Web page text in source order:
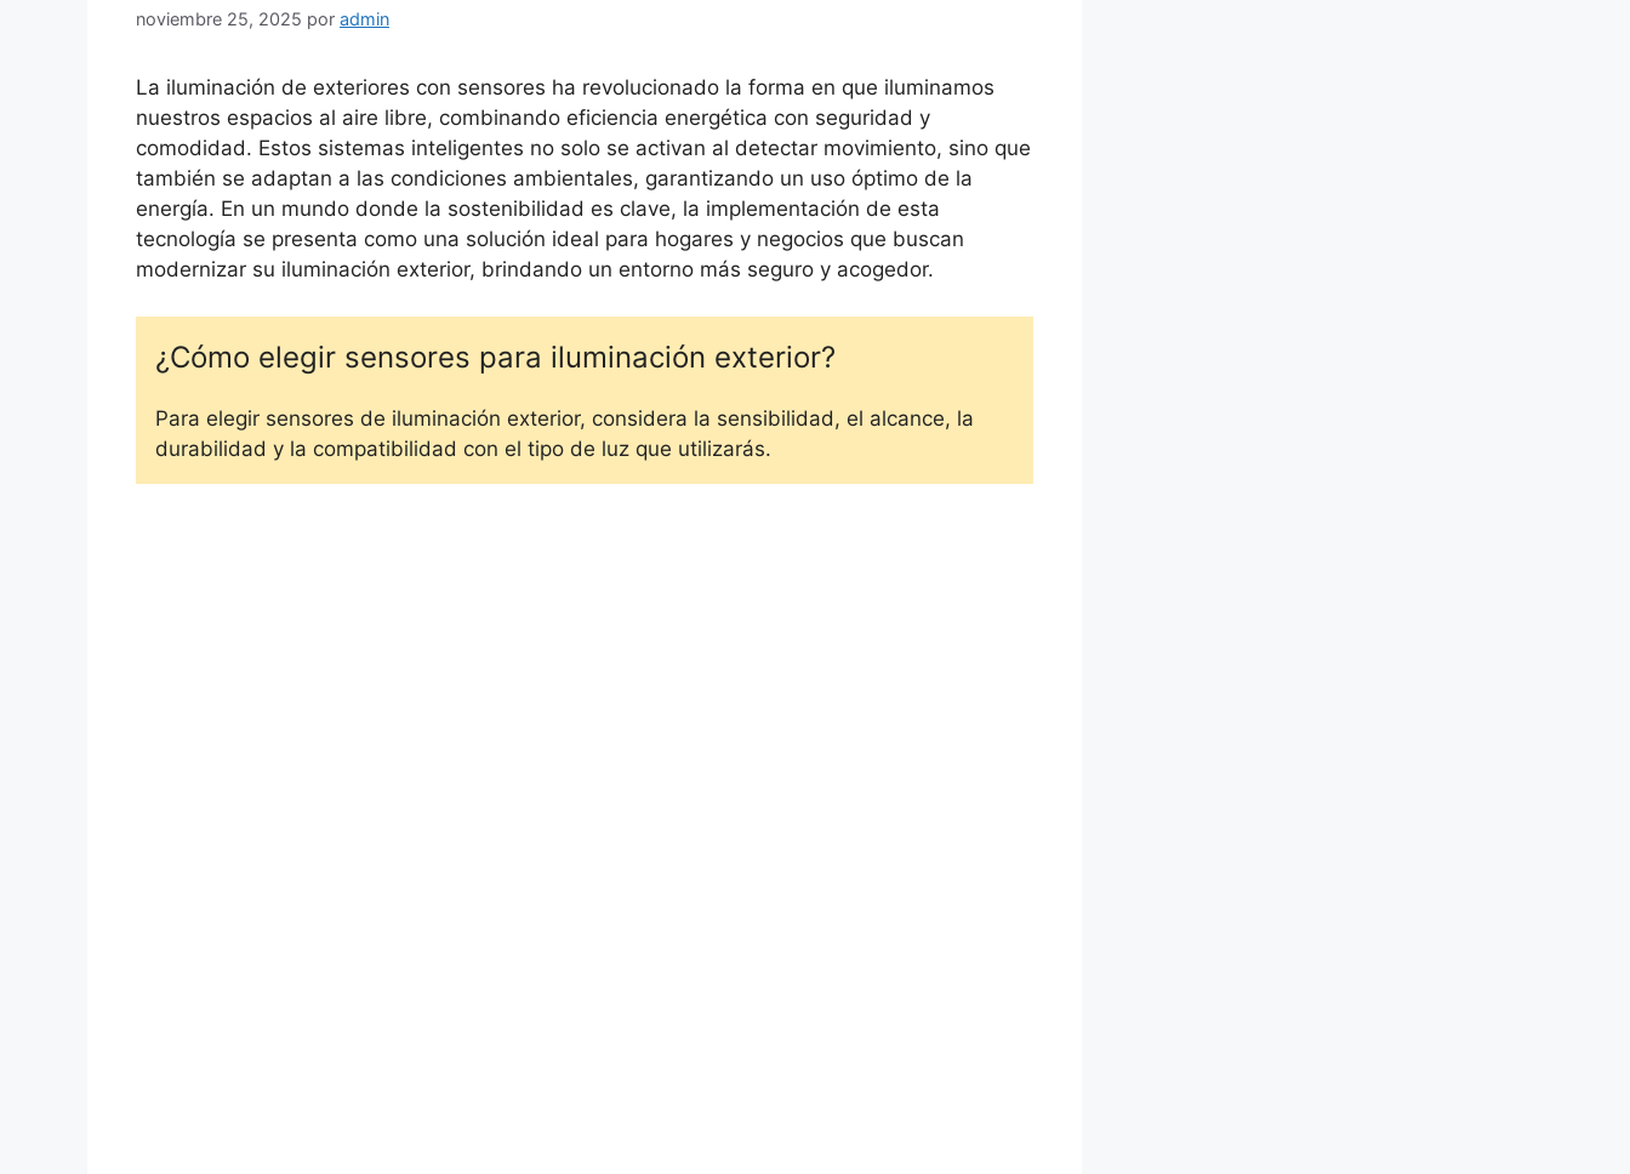
noviembre 25, 2025 por admin
La iluminación de exteriores con sensores ha revolucionado la forma en que iluminamos
nuestros espacios al aire libre, combinando eficiencia energética con seguridad y
comodidad. Estos sistemas inteligentes no solo se activan al detectar movimiento, sino que
también se adaptan a las condiciones ambientales, garantizando un uso óptimo de la
energía. En un mundo donde la sostenibilidad es clave, la implementación de esta
tecnología se presenta como una solución ideal para hogares y negocios que buscan
modernizar su iluminación exterior, brindando un entorno más seguro y acogedor.
¿Cómo elegir sensores para iluminación exterior?
Para elegir sensores de iluminación exterior, considera la sensibilidad, el alcance, la
durabilidad y la compatibilidad con el tipo de luz que utilizarás.